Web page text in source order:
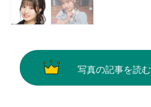
写真の記事を読む